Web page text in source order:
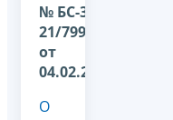
№ БС-36-
21/799@
от
04.02.2026
О